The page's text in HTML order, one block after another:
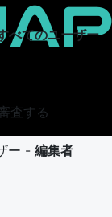
べてのユーザー
査する
ー - 編集者